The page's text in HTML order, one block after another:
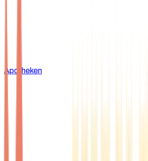
Apotheken